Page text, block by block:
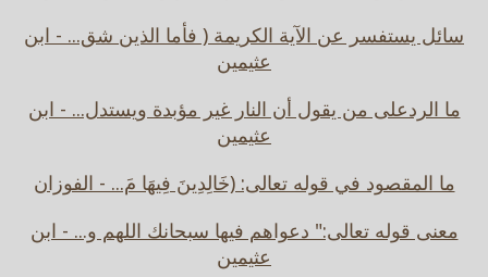
سائل يستفسر عن الآية الكريمة ( فأما الذين شق... - ابن
عثيمين
ما الردعلى من يقول أن النار غير مؤبدة ويستدل... - ابن
عثيمين
ما المقصود في قوله تعالى: (خَالِدِينَ فِيهَا مَ... - الفوزان
معنى قوله تعالى:" دعواهم فيها سبحانك اللهم و... - ابن
عثيمين